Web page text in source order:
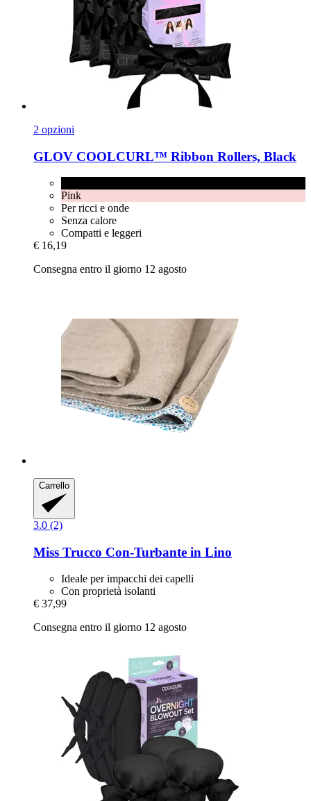
2 opzioni
GLOV COOLCURL™ Ribbon Rollers, Black
Pink
Per ricci e onde
Senza calore
Compatti e leggeri
€ 16,19
Consegna entro il giorno 12 agosto
Carrello
3.0 (2)
Miss Trucco Con-​Turbante in Lino
Ideale per impacchi dei capelli
Con proprietà isolanti
€ 37,99
Consegna entro il giorno 12 agosto